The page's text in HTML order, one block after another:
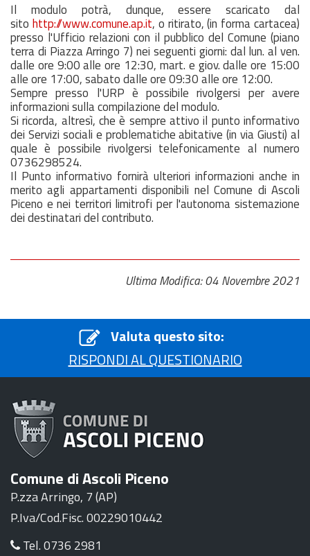
Il modulo potrà, dunque, essere scaricato dal
sito http://www.comune.ap.it, o ritirato, (in forma cartacea)
presso l'Ufficio relazioni con il pubblico del Comune (piano
terra di Piazza Arringo 7) nei seguenti giorni: dal lun. al ven.
dalle ore 9:00 alle ore 12:30, mart. e giov. dalle ore 15:00
alle ore 17:00, sabato dalle ore 09:30 alle ore 12:00.
Sempre presso l'URP è possibile rivolgersi per avere
informazioni sulla compilazione del modulo.
Si ricorda, altresì, che è sempre attivo il punto informativo
dei Servizi sociali e problematiche abitative (in via Giusti) al
quale è possibile rivolgersi telefonicamente al numero
0736298524.
Il Punto informativo fornirà ulteriori informazioni anche in
merito agli appartamenti disponibili nel Comune di Ascoli
Piceno e nei territori limitrofi per l'autonoma sistemazione
dei destinatari del contributo.
Ultima Modifica: 04 Novembre 2021
Valuta questo sito:
RISPONDI AL QUESTIONARIO
Comune di Ascoli Piceno
P.zza Arringo, 7 (AP)
P.Iva/Cod.Fisc. 00229010442
Tel. 0736 2981